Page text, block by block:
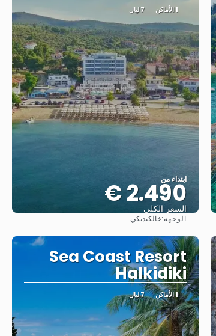
1 الأماكن 7 ليال
ابتداء من
2.490 €
السعر الكلي
الوجهة:خالكيديكي
Sea Coast Resort
Halkidiki
1 الأماكن 7 ليال